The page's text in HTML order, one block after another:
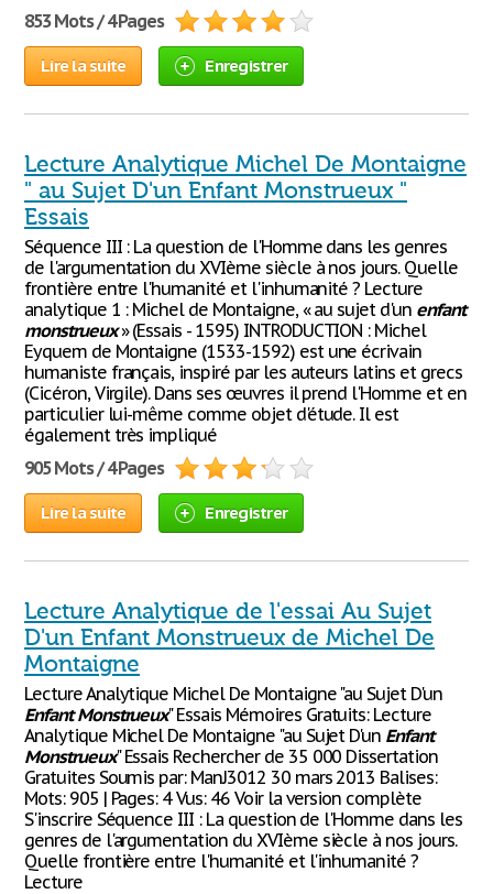
853 Mots / 4 Pages
Lire la suite Enregistrer
Lecture Analytique Michel De Montaigne
" au Sujet D'un Enfant Monstrueux "
Essais
Séquence III : La question de l'Homme dans les genres
de l'argumentation du XVIème siècle à nos jours. Quelle
frontière entre l'humanité et l'inhumanité ? Lecture
analytique 1 : Michel de Montaigne, « au sujet d'un enfant
monstrueux» (Essais - 1595) INTRODUCTION : Michel
Eyquem de Montaigne (1533-1592) est une écrivain
humaniste français, inspiré par les auteurs latins et grecs
(Cicéron, Virgile). Dans ses œuvres il prend l'Homme et en
particulier lui-même comme objet d'étude. Il est
également très impliqué
905 Mots / 4 Pages
Lire la suite Enregistrer
Lecture Analytique de l'essai Au Sujet
D'un Enfant Monstrueux de Michel De
Montaigne
Lecture Analytique Michel De Montaigne "au Sujet D'un
Enfant Monstrueux" Essais Mémoires Gratuits: Lecture
Analytique Michel De Montaigne "au Sujet D'un Enfant
Monstrueux" Essais Rechercher de 35 000 Dissertation
Gratuites Soumis par: ManJ3012 30 mars 2013 Balises:
Mots: 905 | Pages: 4 Vus: 46 Voir la version complète
S'inscrire Séquence III : La question de l'Homme dans les
genres de l'argumentation du XVIème siècle à nos jours.
Quelle frontière entre l'humanité et l'inhumanité ?
Lecture